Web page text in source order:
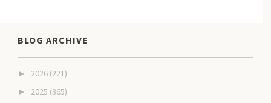
BLOG ARCHIVE
► 2026 (221)
► 2025 (365)